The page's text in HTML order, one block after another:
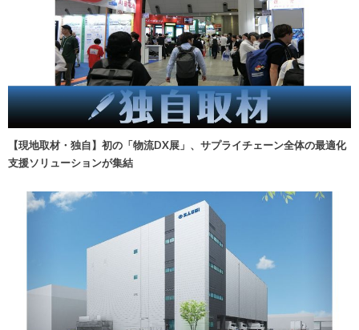
【現地取材・独自】初の「物流DX展」、サプライチェーン全体の最適化
支援ソリューションが集結